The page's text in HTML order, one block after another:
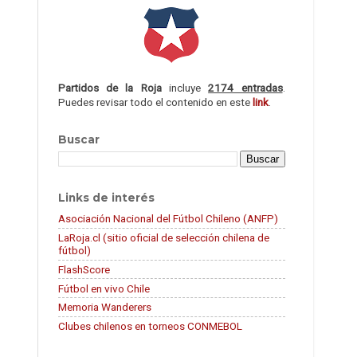
Partidos de la Rojaincluye2174 entradas.
Puedes revisar todo el contenido en estelink.
Buscar
Links de interés
Asociación Nacional del Fútbol Chileno (ANFP)
LaRoja.cl (sitio oficial de selección chilena de
fútbol)
FlashScore
Fútbol en vivo Chile
Memoria Wanderers
Clubes chilenos en torneos CONMEBOL